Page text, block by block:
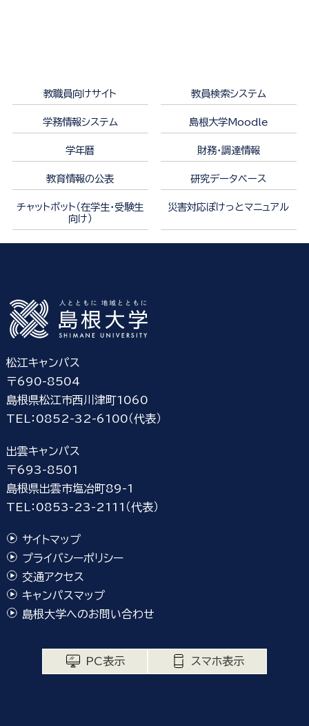
教職員向けサイト 教員検索システム
学務情報システム 島根大学Moodle
学年暦 財務・調達情報
教育情報の公表 研究データベース
チャットボット（在学生・受験生
向け）
災害対応ぽけっとマニュアル
松江キャンパス
〒690-8504
島根県松江市西川津町1060
TEL：0852-32-6100（代表）
出雲キャンパス
〒693-8501
島根県出雲市塩冶町89-1
TEL：0853-23-2111（代表）
サイトマップ
プライバシーポリシー
交通アクセス
キャンパスマップ
島根大学へのお問い合わせ
PC表示 スマホ表示